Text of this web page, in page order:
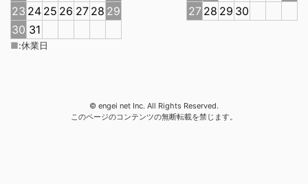
23 24 25 26 27 28 29
30 31
27 28 29 30
■:休業日
© engei net Inc. All Rights Reserved.
このページのコンテンツの無断転載を禁じます。